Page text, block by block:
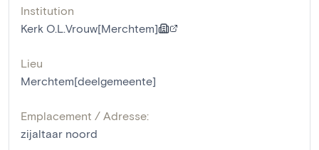
Institution
Kerk O.L.Vrouw[Merchtem]
Lieu
Merchtem[deelgemeente]
Emplacement / Adresse:
zijaltaar noord